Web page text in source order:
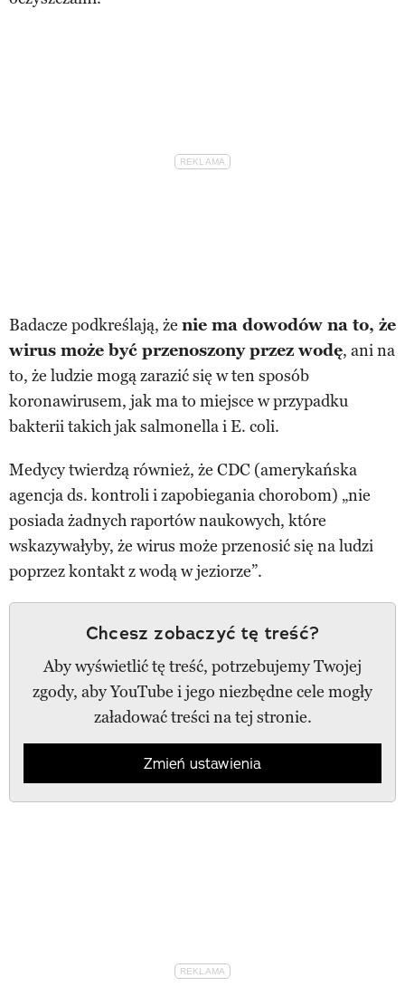
Badacze podkreślają, że nie ma dowodów na to, że
wirus może być przenoszony przez wodę, ani na
to, że ludzie mogą zarazić się w ten sposób
koronawirusem, jak ma to miejsce w przypadku
bakterii takich jak salmonella i E. coli.
Medycy twierdzą również, że CDC (amerykańska
agencja ds. kontroli i zapobiegania chorobom) „nie
posiada żadnych raportów naukowych, które
wskazywałyby, że wirus może przenosić się na ludzi
poprzez kontakt z wodą w jeziorze”.
Chcesz zobaczyć tę treść?
Aby wyświetlić tę treść, potrzebujemy Twojej
zgody, aby YouTube i jego niezbędne cele mogły
załadować treści na tej stronie.
Zmień ustawienia